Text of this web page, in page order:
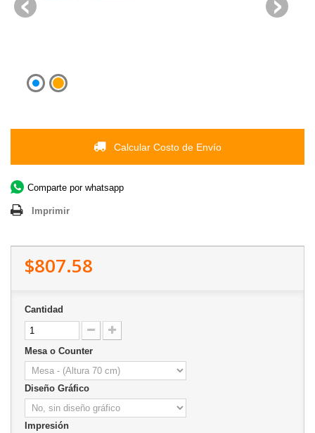
Calcular Costo de Envío
Comparte por whatsapp
Imprimir
$807.58
Cantidad
Mesa o Counter
Diseño Gráfico
Impresión